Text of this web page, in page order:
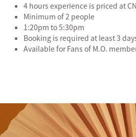
4 hours experience is priced at
Minimum of 2 people
1:20pm to 5:30pm
Booking is required at least 3
Available for Fans of M.O.